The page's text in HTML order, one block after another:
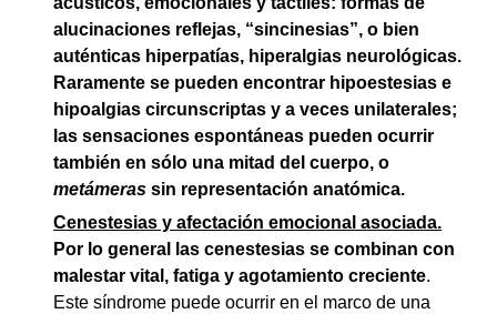
alucinaciones reflejas, “sincinesias”, o bien
auténticas hiperpatías, hiperalgias neurológicas.
Raramente se pueden encontrar hipoestesias e
hipoalgias circunscriptas y a veces unilaterales;
las sensaciones espontáneas pueden ocurrir
también en sólo una mitad del cuerpo, o
metámeras sin representación anatómica.
Cenestesias y afectación emocional asociada.
Por lo general las cenestesias se combinan con
malestar vital, fatiga y agotamiento creciente.
Este síndrome puede ocurrir en el marco de una